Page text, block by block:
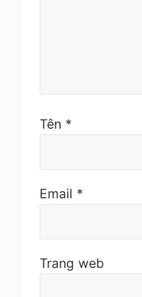
Tên *
Email *
Trang web